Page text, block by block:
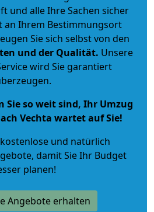
und alle Ihre Sachen sicher
an Ihrem Bestimmungsort
Sie sich selbst von den
und der Qualität. Unsere
wird Sie garantiert
Sie so weit sind, Ihr Umzug
Vechta wartet auf Sie!
und natürlich
, damit Sie Ihr Budget
planen!
Angebote erhalten